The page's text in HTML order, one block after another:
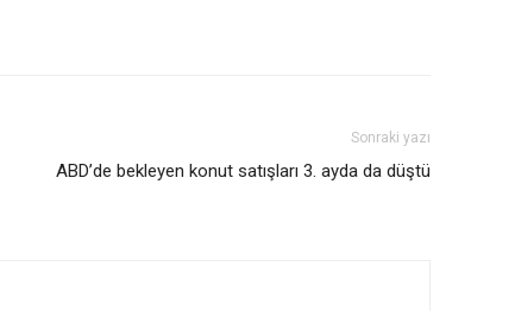
Sonraki yazı
ABD’de bekleyen konut satışları 3. ayda da düştü